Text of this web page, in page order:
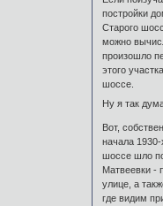
постройки
Старого
можно
произошло
этого
шоссе.
Ну я так
Вот,
начала 1930-
шоссе шло
Матвеевки -
улице, а
где видим